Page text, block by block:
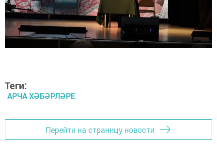
Теги:
АРЧА ХӘБӘРЛӘРЕ
Перейти на страницу новости